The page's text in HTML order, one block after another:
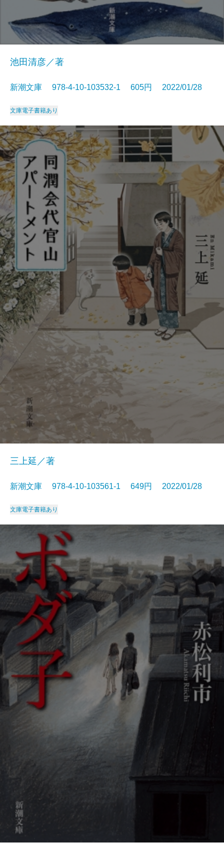
池田清彦／著
新潮文庫 978-4-10-103532-1 605円 2022/01/28
文庫電子書籍あり
三上延／著
新潮文庫 978-4-10-103561-1 649円 2022/01/28
文庫電子書籍あり